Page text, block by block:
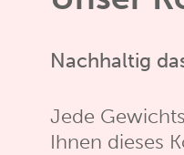
Nachhaltig
Jede
Ihnen dieses